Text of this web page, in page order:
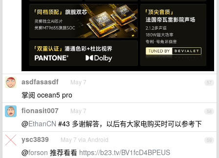
57
asdfasasdf May 7
掌阅 ocean5 pro
58
fionasit007 May 7
@EthanCN #43 多谢解答，以后有大家电购买时可以参考下
59
ysc3839 May 7 via Android
@forson 推荐看看 https://b23.tv/BV1fcD4BPEUS